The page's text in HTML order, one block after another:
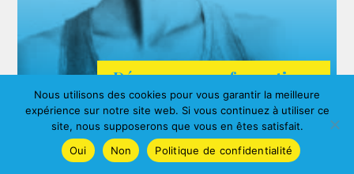
ARDA
Agnes ALBERNY
Découvrez nos formations
Nous utilisons des cookies pour vous garantir la meilleure
expérience sur notre site web. Si vous continuez à utiliser ce
site, nous supposerons que vous en êtes satisfait.
Oui
Non Politique de confidentialité